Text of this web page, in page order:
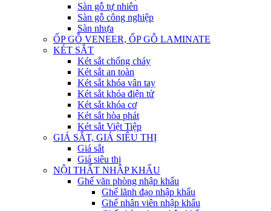
Sàn gỗ tự nhiên
Sàn gỗ công nghiệp
Sàn nhựa
ỐP GỖ VENEER, ỐP GỖ LAMINATE
KÉT SẮT
Két sắt chống cháy
Két sắt an toàn
Két sắt khóa vân tay
Két sắt khóa điện tử
Két sắt khóa cơ
Két sắt hòa phát
Két sắt Việt Tiệp
GIÁ SẮT, GIÁ SIÊU THỊ
Giá sắt
Giá siêu thị
NỘI THẤT NHẬP KHẨU
Ghế văn phòng nhập khẩu
Ghế lãnh đạo nhập khẩu
Ghế nhân viên nhập khẩu